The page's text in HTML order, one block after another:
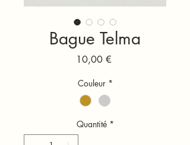
Bague Telma
10,00 €Prix
Couleur *
Quantité *